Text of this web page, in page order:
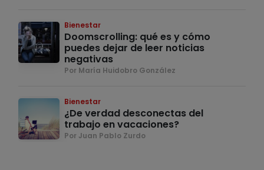
Bienestar
Doomscrolling: qué es y cómo
puedes dejar de leer noticias
negativas
Por María Huidobro González
Bienestar
¿De verdad desconectas del
trabajo en vacaciones?
Por Juan Pablo Zurdo